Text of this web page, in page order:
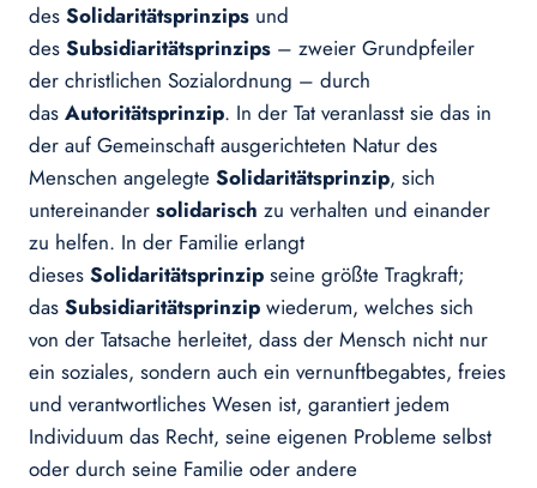
des Solidaritätsprinzips und
des Subsidiaritätsprinzips – zweier Grundpfeiler
der christlichen Sozialordnung – durch
das Autoritätsprinzip. In der Tat veranlasst sie das in
der auf Gemeinschaft ausgerichteten Natur des
Menschen angelegte Solidaritätsprinzip, sich
untereinander solidarisch zu verhalten und einander
zu helfen. In der Familie erlangt
dieses Solidaritätsprinzip seine größte Tragkraft;
das Subsidiaritätsprinzip wiederum, welches sich
von der Tatsache herleitet, dass der Mensch nicht nur
ein soziales, sondern auch ein vernunftbegabtes, freies
und verantwortliches Wesen ist, garantiert jedem
Individuum das Recht, seine eigenen Probleme selbst
oder durch seine Familie oder andere